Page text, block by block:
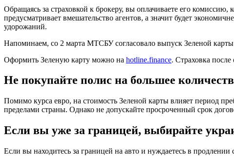
Обращаясь за страховкой к брокеру, вы оплачиваете его
предусматривает вмешательство агентов, а значит будет
удорожаний.
Напоминаем, со 2 марта МТСБУ согласовало выпуск Зеленой
Оформить Зеленую карту можно на hotline.finance. Страховка
Не покупайте полис на большее
Помимо курса евро, на стоимость Зеленой карты влияет период
пределами страны. Однако не допускайте просроченный срок
Если вы уже за границей, выбирайте
Если вы находитесь за границей на авто и нуждаетесь в